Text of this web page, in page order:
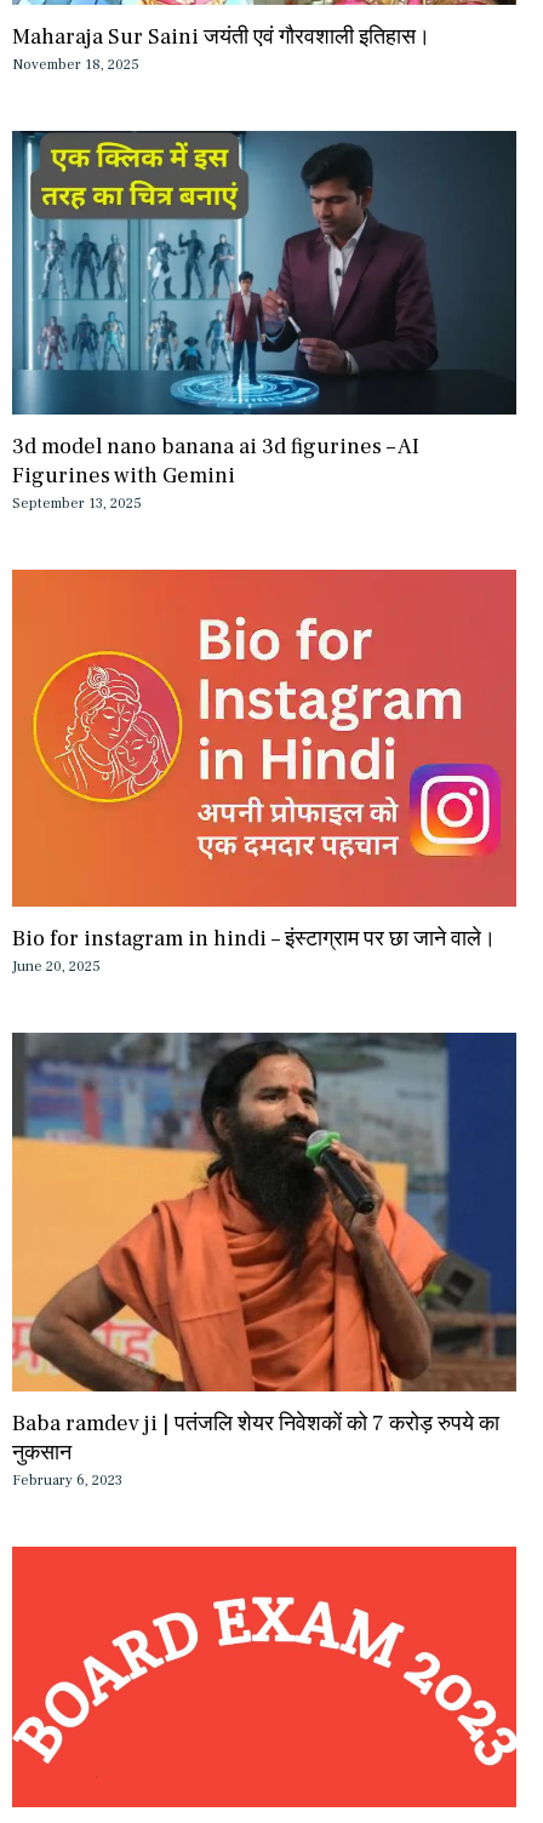
Maharaja Sur Saini जयंती एवं गौरवशाली इतिहास।
November 18, 2025
3d model nano banana ai 3d figurines – AI
Figurines with Gemini
September 13, 2025
Bio for instagram in hindi – इंस्टाग्राम पर छा जाने वाले।
June 20, 2025
Baba ramdev ji | पतंजलि शेयर निवेशकों को 7 करोड़ रुपये का
नुकसान
February 6, 2023